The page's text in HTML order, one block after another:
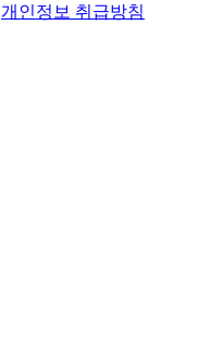
개인정보 취급방침